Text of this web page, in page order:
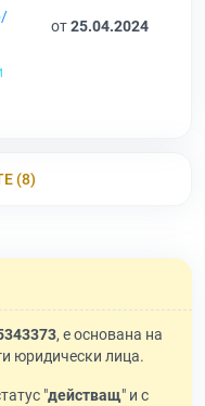
от25.04.2024
(8)
, е основана на
юридически лица.
"действащ" и с